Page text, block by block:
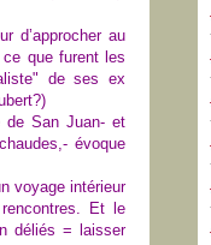
d’approcher au
que furent les
de ses ex
)
de San Juan- et
-évoque
voyage intérieur
Et le
déliés = laisser